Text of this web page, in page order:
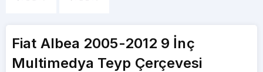
Fiat Albea 2005-2012 9 İnç
Multimedya Teyp Çerçevesi